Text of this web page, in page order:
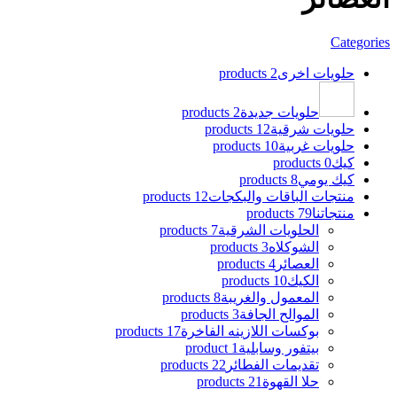
Categories
حلويات اخرى2 products
حلويات جديدة2 products
حلويات شرقية12 products
حلويات غربية10 products
كيك0 products
كيك يومي8 products
منتجات الباقات والبكجات12 products
منتجاتنا79 products
الحلويات الشرقية7 products
الشوكلاه3 products
العصائر 4 products
الكيك10 products
المعمول والغريبة8 products
الموالح الجافة3 products
بوكسات اللازينه الفاخرة17 products
بيتفور وسابلية 1 product
تقديمات الفطائر 22 products
حلا القهوة 21 products